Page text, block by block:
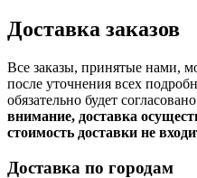
Доставка заказов
Все заказы, принятые нами,
после уточнения всех
обязательно будет
внимание, доставка
стоимость доставки не
Доставка по городам